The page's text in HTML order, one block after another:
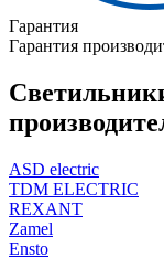
Гарантия
Гарантия
ASD electric
TDM ELECTRIC
REXANT
Zamel
Ensto